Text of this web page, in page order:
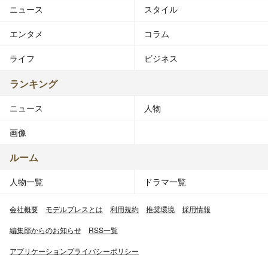
ニュース スタイル
エンタメ コラム
ライフ ビジネス
ランキング
ニュース 人物
画像
ルーム
人物一覧 ドラマ一覧
会社概要 モデルプレスとは 利用規約 推奨環境 採用情報
編集部からのお知らせ RSS一覧
アプリケーションプライバシーポリシー